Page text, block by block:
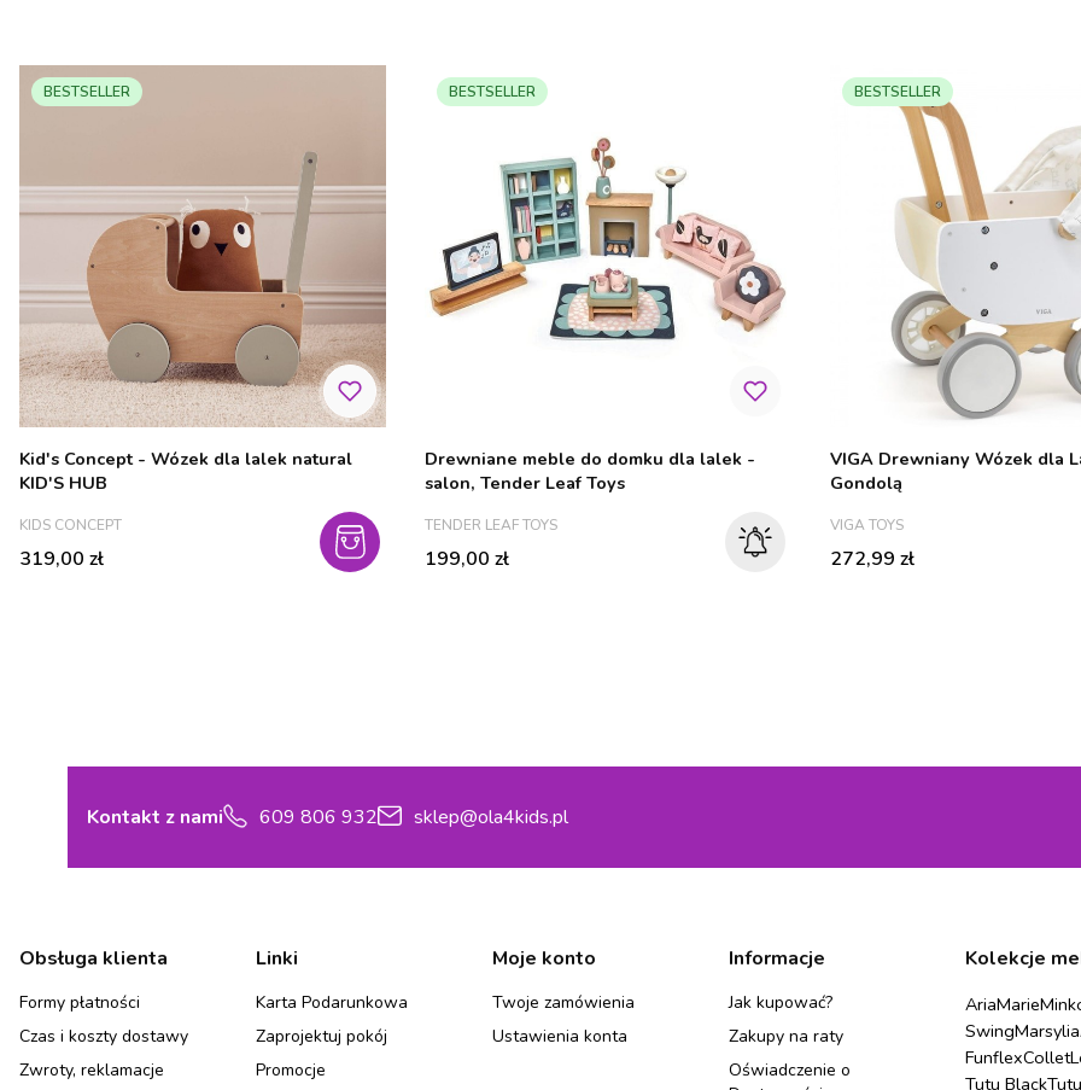
BESTSELLER
Kid's Concept - Wózek dla lalek natural
KID'S HUB
PRODUCENT
KIDS CONCEPT
Cena
319,00 zł
BESTSELLER
Drewniane meble do domku dla lalek -
salon, Tender Leaf Toys
PRODUCENT
TENDER LEAF TOYS
Cena
199,00 zł
BESTSELLER
VIGA Drewniany Wózek dla
Gondolą
PRODUCENT
VIGA TOYS
Cena
272,99 zł
Kontakt z nami 609 806 932 sklep@ola4kids.pl
Linki w stopce
Obsługa klienta
Formy płatności
Czas i koszty dostawy
Zwroty, reklamacje
Linki
Karta Podarunkowa
Zaprojektuj pokój
Promocje
Moje konto
Twoje zamówienia
Ustawienia konta
Informacje
Jak kupować?
Zakupy na raty
Oświadczenie o
Kolekcje
AriaMarie
SwingMarsylia
FunflexCollet
Tutu Black